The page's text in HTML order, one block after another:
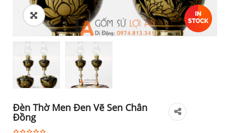
Đèn Thờ Men Đen Vẽ Sen Chân
Đồng